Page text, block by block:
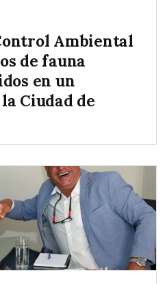
Ambiental
de fauna
en un
Ciudad de